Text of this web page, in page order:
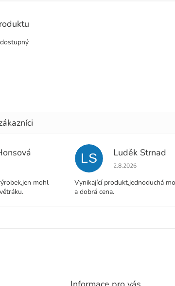
obchodu je 5 z 5 hvězdiček.
mohl
LS Luděk Strnad
Hodnocení obchodu
2.8.2026
Vynikající produkt,jednoduchá
a dobrá cena.